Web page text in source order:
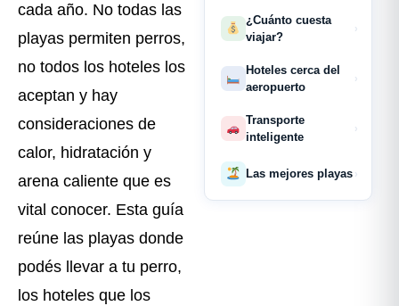
cada año. No todas las
playas permiten perros,
no todos los hoteles los
aceptan y hay
consideraciones de
calor, hidratación y
arena caliente que es
vital conocer. Esta guía
reúne las playas donde
podés llevar a tu perro,
los hoteles que los
¿Cuánto cuesta
viajar?
›
Hoteles cerca del
aeropuerto
›
Transporte
inteligente
›
Las mejores playas ›